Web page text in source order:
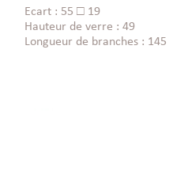
Ecart : 55 □ 19
Hauteur de verre : 49
Longueur de branches : 145